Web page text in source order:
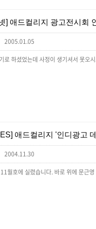
] 애드컬리지 광고전시회
2005.01.05
로 하셨었는데 사정이 생기셔서 못오
애드컬리지 '인디광고
2004.11.30
월호에 실렸습니다. 바로 위에 문근